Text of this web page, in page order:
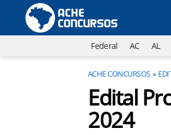
Federal AC AL
ACHE CONCURSOS
Edital
2024